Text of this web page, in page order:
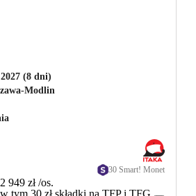
(8 dni)
Modlin
30 Smart! Monet
2 949 zł/os.
w tym 30 zł składki na TFP i TFG